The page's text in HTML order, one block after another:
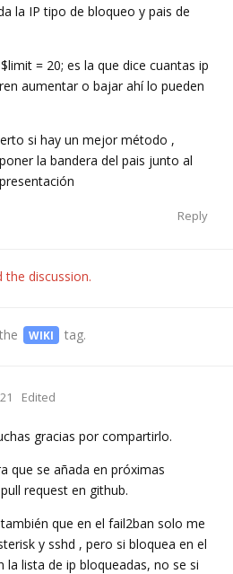
la IP tipo de bloqueo y pais de
= 20; es la que dice cuantas ip
aumentar o bajar ahí lo pueden
si hay un mejor método ,
la bandera del pais junto al
Reply
the discussion.
WIKI tag.
Edited
gracias por compartirlo.
que se añada en próximas
request en github.
que en el fail2ban solo me
y sshd , pero si bloquea en el
la lista de ip bloqueadas, no se si